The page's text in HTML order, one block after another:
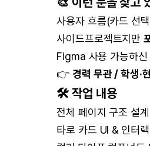
사용자 흐름(카드 선
사이드프로젝트지만
Figma 사용 가능하신
👉 경력 무관 / 학생·
🛠 작업 내용
전체 페이지 구조 설
타로 카드 UI & 인터